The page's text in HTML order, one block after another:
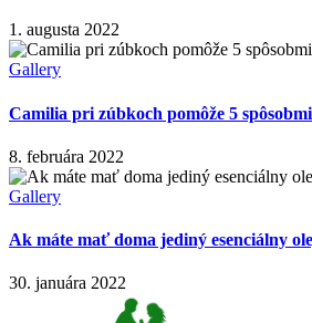
1. augusta 2022
Gallery
Camilia pri zúbkoch pomôže 5 spôsobmi
8. februára 2022
Gallery
Ak máte mať doma jediný esenciálny
30. januára 2022